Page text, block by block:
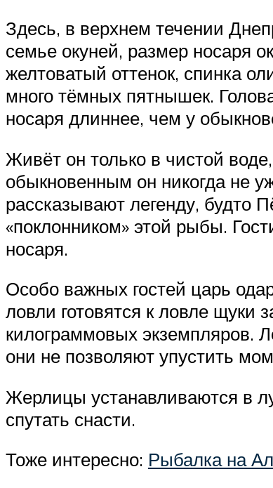
Здесь, в верхнем течении
семье окуней, размер носаря
желтоватый оттенок, спинка
много тёмных пятнышек.
носаря длиннее, чем у
Живёт он только в чистой
обыкновенным он никогда не
рассказывают легенду, будто
«поклонником» этой рыбы.
носаря.
Особо важных гостей царь
ловли готовятся к ловле щуки
килограммовых экземпляров.
они не позволяют упустить
Жерлицы устанавливаются в
спутать снасти.
Тоже интересно: Рыбалка на